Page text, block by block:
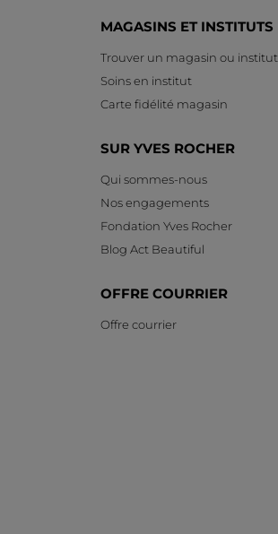
MAGASINS ET INSTITUTS
Trouver un magasin ou institut
Soins en institut
Carte fidélité magasin
SUR YVES ROCHER
Qui sommes-nous
Nos engagements
Fondation Yves Rocher
Blog Act Beautiful
OFFRE COURRIER
Offre courrier